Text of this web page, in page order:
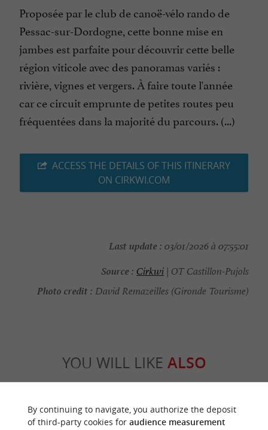
Proposée par le club de canoë-vélo rando de
Pessac-sur-Dordogne, cette bonne mise en
jambes est parfaite pour découvrir cette belle
région viticole avec des panoramas variés :
rivière, vignes et vergers. À faire toute l'année
car ce circuit emprunte de petites routes peu
fréquentées dans la majorité du parcours. (...)
ACCESS THE DETAILS OF THIS ITINERARY
ON CIRKWI.COM
Last update : 03/01/2026 à 07:55:01
Source : Cirkwi | OT Castillon-Pujols
Photo credit : David Remazeilles (Gironde Tourisme)
YOU WILL LIKE ALSO
By continuing to navigate, you authorize the deposit
of third-party cookies for audience measurement